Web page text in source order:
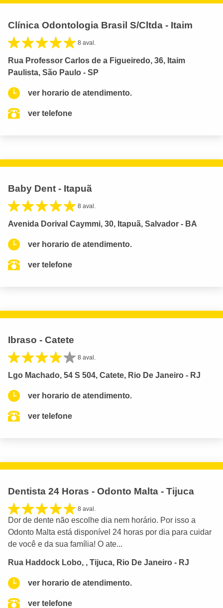
Clínica Odontologia Brasil S/Cltda - Itaim
8 aval.
Rua Professor Carlos de a Figueiredo, 36, Itaim
Paulista, São Paulo - SP
ver horario de atendimento.
ver telefone
Baby Dent - Itapuã
8 aval.
Avenida Dorival Caymmi, 30, Itapuã, Salvador - BA
ver horario de atendimento.
ver telefone
Ibraso - Catete
8 aval.
Lgo Machado, 54 S 504, Catete, Rio De Janeiro - RJ
ver horario de atendimento.
ver telefone
Dentista 24 Horas - Odonto Malta - Tijuca
8 aval.
Dor de dente não escolhe dia nem horário. Por isso a
Odonto Malta está disponível 24 horas por dia para cuidar
de você e da sua família! O ate...
Rua Haddock Lobo, , Tijuca, Rio De Janeiro - RJ
ver horario de atendimento.
ver telefone